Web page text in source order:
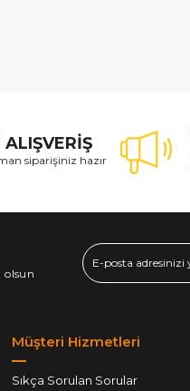
ALIŞVERİŞ
siparişiniz hazır
olsun
Müşteri Hizmetleri
Sıkça Sorulan Sorular